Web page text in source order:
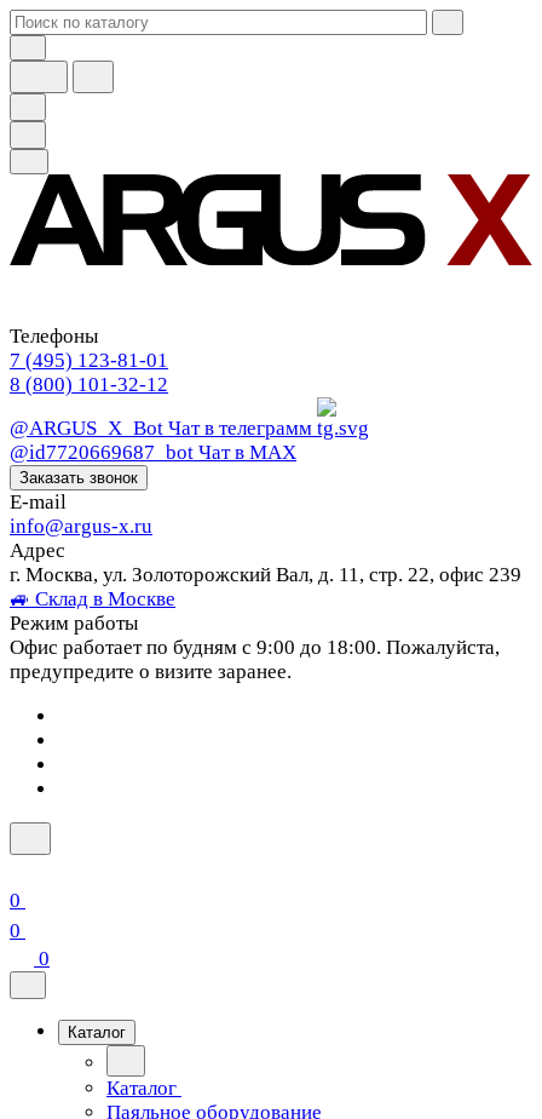
Телефоны
7 (495) 123-81-01
8 (800) 101-32-12
@ARGUS_X_Bot Чат в телеграмм
@id7720669687_bot Чат в МАХ
Заказать звонок
E-mail
info@argus-x.ru
Адрес
г. Москва, ул. Золоторожский Вал, д. 11, стр. 22, офис 239
🚙 Склад в Москве
Режим работы
Офис работает по будням с 9:00 до 18:00. Пожалуйста,
предупредите о визите заранее.
0
0
0
Каталог
Каталог
Паяльное оборудование